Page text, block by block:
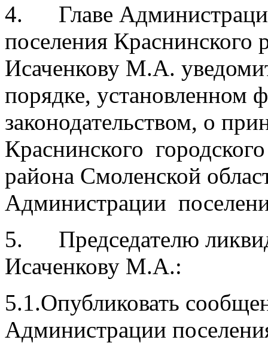
4. Главе
поселения Краснинского
Исаченкову М.А.
порядке, установленном
законодательством, о
Краснинского
района Смоленской
Администрации
5. Председателю
Исаченкову М.А.:
5.1.Опубликовать
Администрации